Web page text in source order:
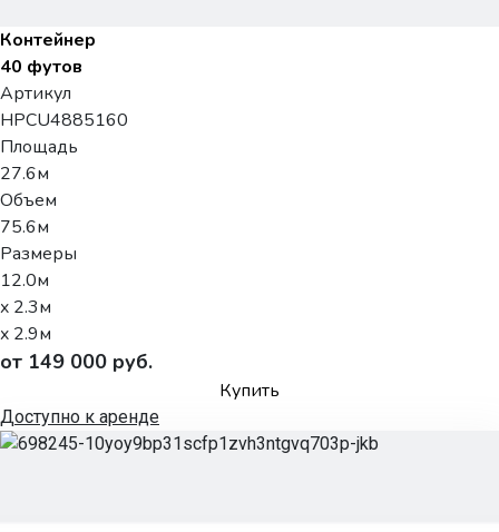
Контейнер
40 футов
Артикул
HPCU4885160
Площадь
27.6м
Объем
75.6м
Размеры
12.0м
x 2.3м
x 2.9м
от 149 000 руб.
Купить
Доступно к аренде